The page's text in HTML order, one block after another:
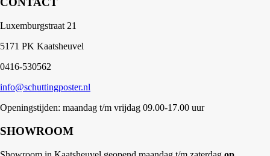
Luxemburgstraat 21
5171 PK Kaatsheuvel
0416-530562
info@schuttingposter.nl
Openingstijden: maandag t/m vrijdag 09.00-17.00 uur
SHOWROOM